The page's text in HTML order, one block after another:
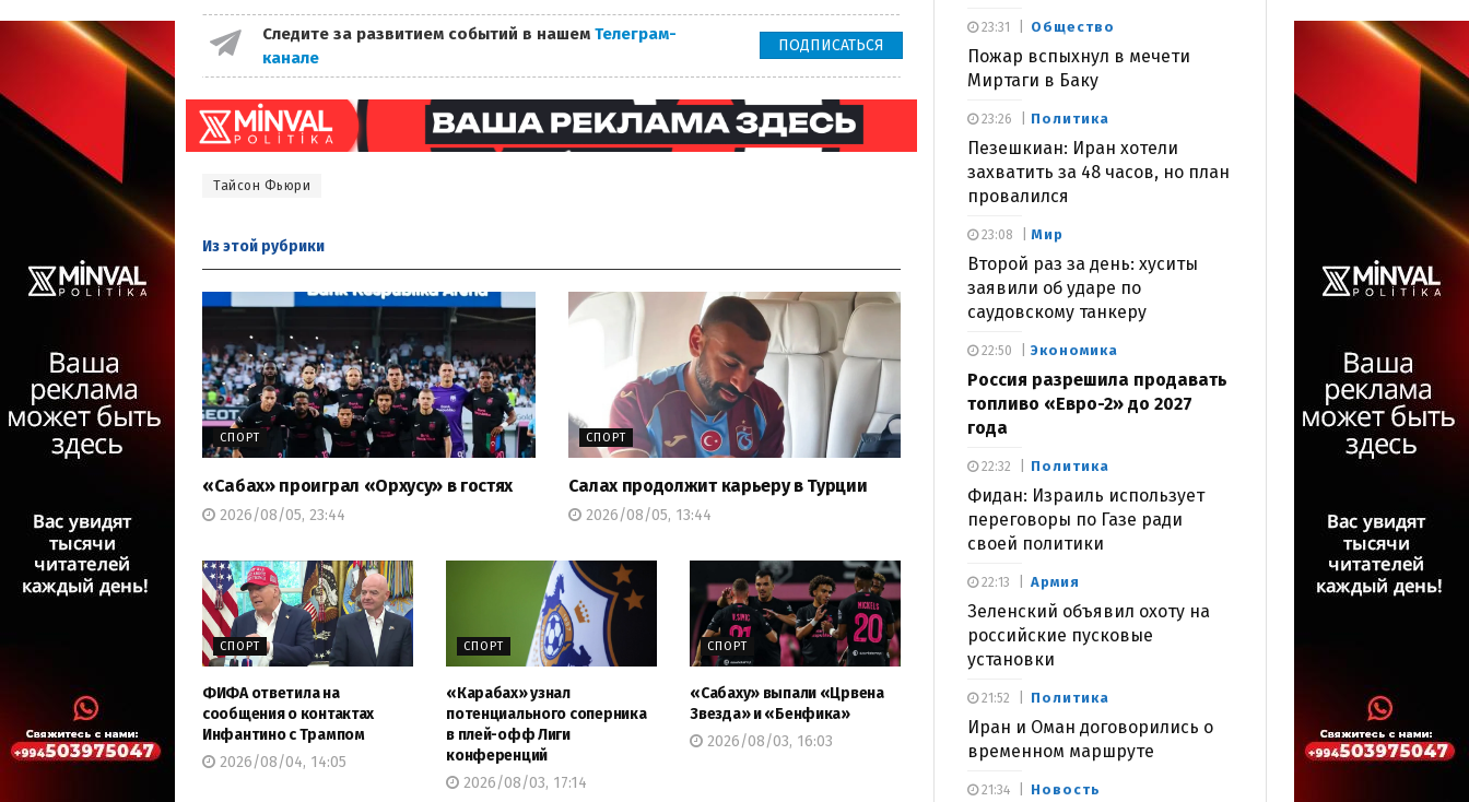
Следите за развитием событий в нашем Телеграм-
канале
ПОДПИСАТЬСЯ
Тайсон Фьюри
Из этой рубрики
СПОРТ
«Сабах» проиграл «Орхусу» в гостях
2026/08/05, 23:44
СПОРТ
Салах продолжит карьеру в Турции
2026/08/05, 13:44
СПОРТ
ФИФА ответила на
сообщения о контактах
Инфантино с Трампом
2026/08/04, 14:05
СПОРТ
«Карабах» узнал
потенциального соперника
в плей-офф Лиги
конференций
2026/08/03, 17:14
СПОРТ
«Сабаху» выпали «Црвена
Звезда» и «Бенфика»
2026/08/03, 16:03
Общество
Пожар вспыхнул в мечети
Миртаги в Баку
23:31
Политика
Пезешкиан: Иран хотели
захватить за 48 часов, но план
провалился
23:26
Мир
Второй раз за день: хуситы
заявили об ударе по
саудовскому танкеру
23:08
Экономика
Россия разрешила продавать
топливо «Евро-2» до 2027
года
22:50
Политика
Фидан: Израиль использует
переговоры по Газе ради
своей политики
22:32
Армия
Зеленский объявил охоту на
российские пусковые
установки
22:13
Политика
Иран и Оман договорились о
временном маршруте
21:52
Новость
21:34